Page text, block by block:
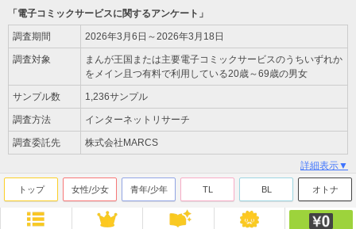
「電子コミックサービスに関するアンケート」
調査期間 2026年3月6日～2026年3月18日
調査対象
まんが王国または主要電子コミックサービスのうちいずれか
をメイン且つ有料で利用している20歳～69歳の男女
サンプル数 1,236サンプル
調査方法 インターネットリサーチ
調査委託先 株式会社MARCS
詳細表示▼
トップ 女性/少女 青年/少年 TL BL オトナ